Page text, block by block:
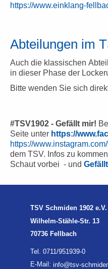
https://www.einklang-
Abteilungen im
Auch die klassischen
in dieser Phase der
Bitte wenden Sie sich
#TSV1902 - Gefällt mir!
Seite unter https://
https://
dem TSV. Infos zu
Schaut vorbei - und
TSV Schmiden 1902 e.V.
Wilhelm-Stähle-Str. 13
70736 Fellbach
Tel. 0711/951939-0
E-Mail: info@tsv-